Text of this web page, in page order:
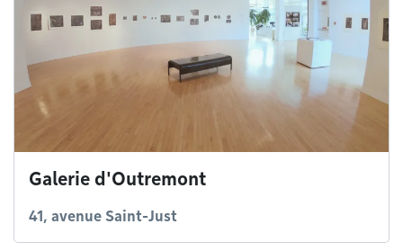
Galerie d'Outremont
41, avenue Saint-Just